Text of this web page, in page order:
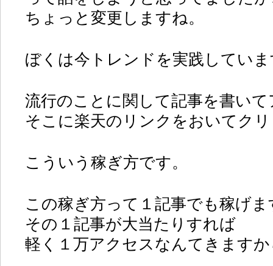
ちょっと変更しますね。
ぼくは今トレンドを実践してい
流行のことに関して記事を書い
そこに楽天のリンクをおいてク
こういう稼ぎ方です。
この稼ぎ方って１記事でも稼げま
その１記事が大当たりすれば
軽く１万アクセスなんてきます